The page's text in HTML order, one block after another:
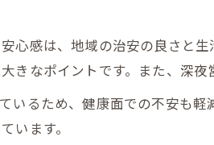
夜勤専従と生活充実を
夜勤専従の働き方でキ
心感は、地域の治安の良さと
きなポイントです。また、深
いるため、健康面での不安も
います。